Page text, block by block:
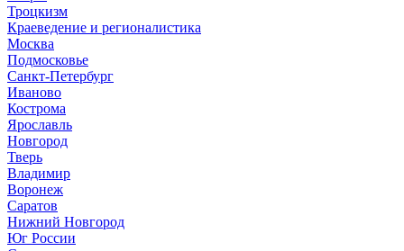
Троцкизм
Краеведение и регионалистика
Москва
Подмосковье
Санкт-Петербург
Иваново
Кострома
Ярославль
Новгород
Тверь
Владимир
Воронеж
Саратов
Нижний Новгород
Юг России